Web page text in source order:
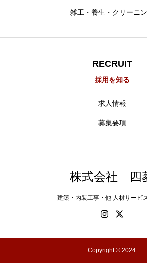
雑工・養生・クリーニ
RECRUIT
採用を知る
求人情報
募集要項
株式会社 四
建築・内装工事・他 人材サービ
Copyright © 2024